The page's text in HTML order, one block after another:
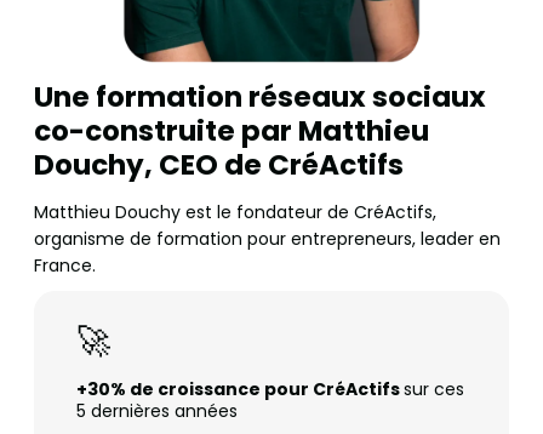
Une formation réseaux sociaux
co-construite par Matthieu
Douchy, CEO de CréActifs
Matthieu Douchy est le fondateur de CréActifs,
organisme de formation pour entrepreneurs, leader en
France.
🚀
+30% de croissance pour CréActifssur ces
5 dernières années